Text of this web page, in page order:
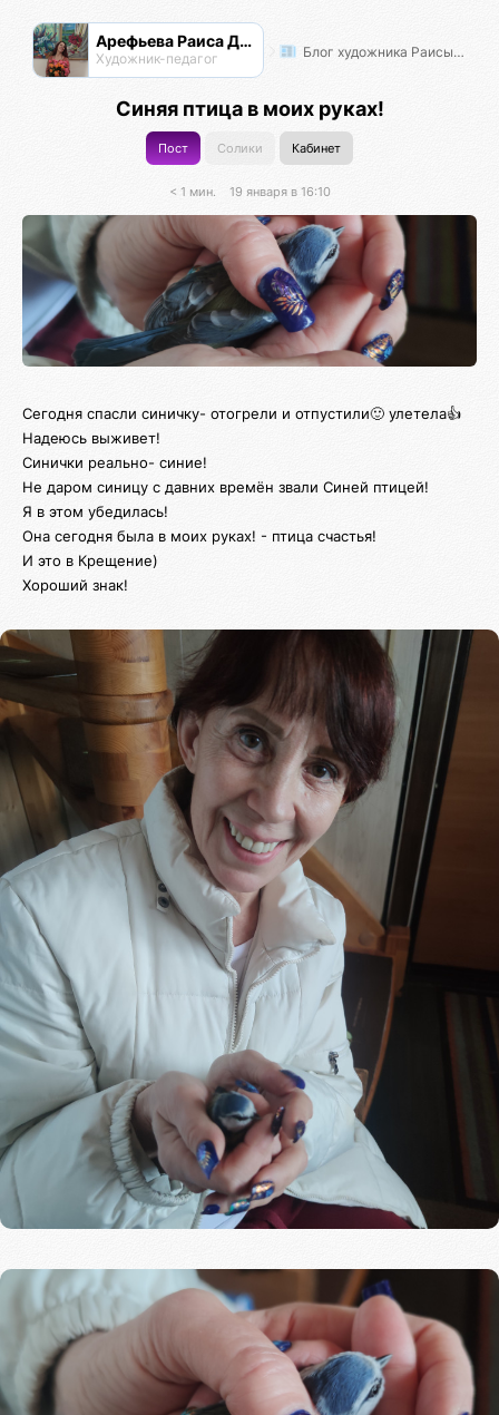
Арефьева Раиса Дмитриевна
Художник-педагог Блог художника Раисы Арефьевой
Синяя птица в моих руках!
Пост Солики Кабинет
< 1 мин. 19 января в 16:10
Сегодня спасли синичку- отогрели и отпустили🙂 улетела👍
Надеюсь выживет!
Синички реально- синие!
Не даром синицу с давних времён звали Синей птицей!
Я в этом убедилась!
Она сегодня была в моих руках! - птица счастья!
И это в Крещение)
Хороший знак!